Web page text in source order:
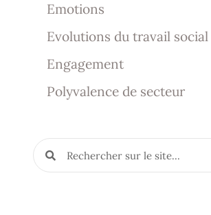
Emotions
Evolutions du travail social
Engagement
Polyvalence de secteur